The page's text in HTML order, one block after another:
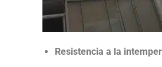
Resistencia a la